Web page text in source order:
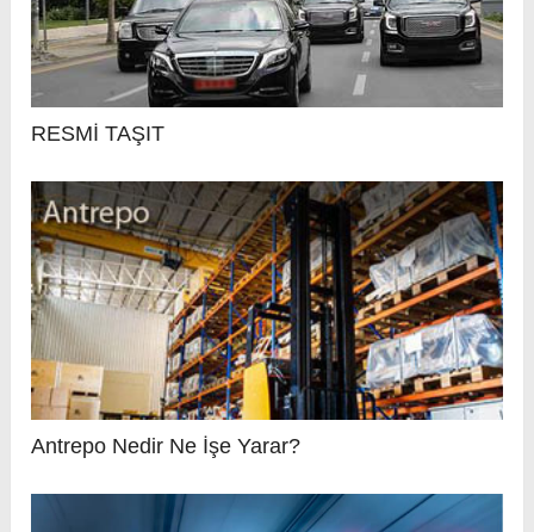
RESMİ TAŞIT
Antrepo Nedir Ne İşe Yarar?